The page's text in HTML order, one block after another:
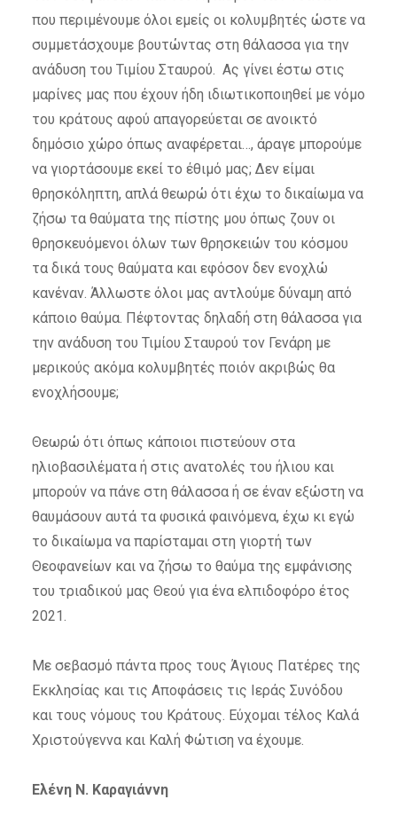
που περιμένουμε όλοι εμείς οι κολυμβητές ώστε να
συμμετάσχουμε βουτώντας στη θάλασσα για την
ανάδυση του Τιμίου Σταυρού. Ας γίνει έστω στις
μαρίνες μας που έχουν ήδη ιδιωτικοποιηθεί με νόμο
του κράτους αφού απαγορεύεται σε ανοικτό
δημόσιο χώρο όπως αναφέρεται…, άραγε μπορούμε
να γιορτάσουμε εκεί το έθιμό μας; Δεν είμαι
θρησκόληπτη, απλά θεωρώ ότι έχω το δικαίωμα να
ζήσω τα θαύματα της πίστης μου όπως ζουν οι
θρησκευόμενοι όλων των θρησκειών του κόσμου
τα δικά τους θαύματα και εφόσον δεν ενοχλώ
κανέναν. Άλλωστε όλοι μας αντλούμε δύναμη από
κάποιο θαύμα. Πέφτοντας δηλαδή στη θάλασσα για
την ανάδυση του Τιμίου Σταυρού τον Γενάρη με
μερικούς ακόμα κολυμβητές ποιόν ακριβώς θα
ενοχλήσουμε;
Θεωρώ ότι όπως κάποιοι πιστεύουν στα
ηλιοβασιλέματα ή στις ανατολές του ήλιου και
μπορούν να πάνε στη θάλασσα ή σε έναν εξώστη να
θαυμάσουν αυτά τα φυσικά φαινόμενα, έχω κι εγώ
το δικαίωμα να παρίσταμαι στη γιορτή των
Θεοφανείων και να ζήσω το θαύμα της εμφάνισης
του τριαδικού μας Θεού για ένα ελπιδοφόρο έτος
2021.
Με σεβασμό πάντα προς τους Άγιους Πατέρες της
Εκκλησίας και τις Αποφάσεις τις Ιεράς Συνόδου
και τους νόμους του Κράτους. Εύχομαι τέλος Καλά
Χριστούγεννα και Καλή Φώτιση να έχουμε.
Ελένη Ν. Καραγιάννη